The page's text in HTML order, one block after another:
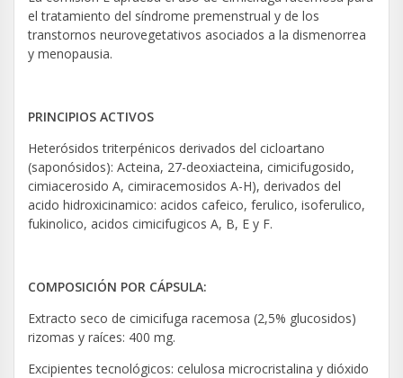
el tratamiento del síndrome premenstrual y de los
transtornos neurovegetativos asociados a la dismenorrea
y menopausia.
PRINCIPIOS ACTIVOS
Heterósidos triterpénicos derivados del cicloartano
(saponósidos): Acteina, 27-deoxiacteina, cimicifugosido,
cimiacerosido A, cimiracemosidos A-H), derivados del
acido hidroxicinamico: acidos cafeico, ferulico, isoferulico,
fukinolico, acidos cimicifugicos A, B, E y F.
COMPOSICIÓN POR CÁPSULA:
Extracto seco de cimicifuga racemosa (2,5% glucosidos)
rizomas y raíces: 400 mg.
Excipientes tecnológicos: celulosa microcristalina y dióxido